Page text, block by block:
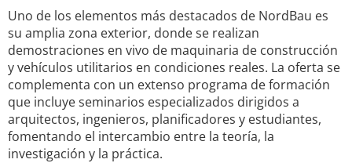
Uno de los elementos más destacados de NordBau es
su amplia zona exterior, donde se realizan
demostraciones en vivo de maquinaria de construcción
y vehículos utilitarios en condiciones reales. La oferta se
complementa con un extenso programa de formación
que incluye seminarios especializados dirigidos a
arquitectos, ingenieros, planificadores y estudiantes,
fomentando el intercambio entre la teoría, la
investigación y la práctica.